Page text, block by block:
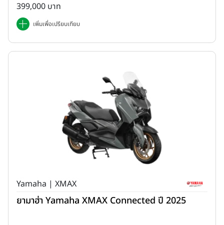
399,000 บาท
เพิ่มเพื่อเปรียบเทียบ
Yamaha | XMAX
ยามาฮ่า Yamaha XMAX Connected ปี 2025